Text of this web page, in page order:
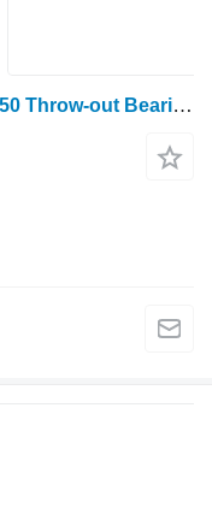
Throw-out Bearing John Deere 1950 Throw-out Bearing Al39541, Vpg5062, F204638 AL39541 za John Deere John Deere 1950 traktora točkaša